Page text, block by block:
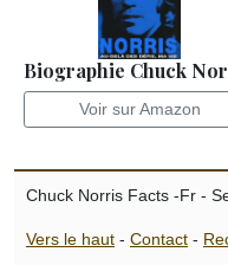
Biographie Chuck
Voir sur Amazon
Chuck Norris Facts -Fr -
Vers le haut - Contact -